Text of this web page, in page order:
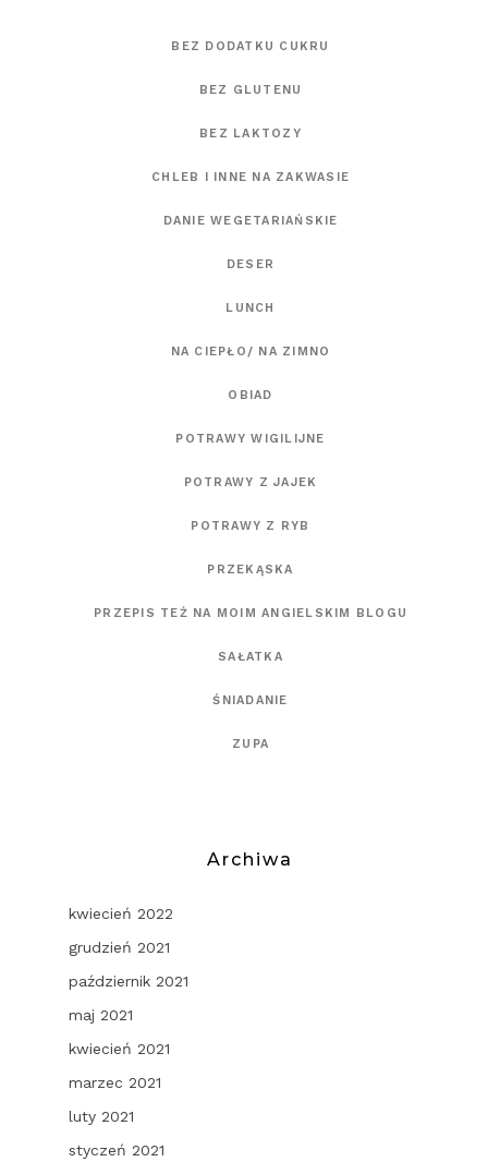
BEZ DODATKU CUKRU
BEZ GLUTENU
BEZ LAKTOZY
CHLEB I INNE NA ZAKWASIE
DANIE WEGETARIAŃSKIE
DESER
LUNCH
NA CIEPŁO/ NA ZIMNO
OBIAD
POTRAWY WIGILIJNE
POTRAWY Z JAJEK
POTRAWY Z RYB
PRZEKĄSKA
PRZEPIS TEŻ NA MOIM ANGIELSKIM BLOGU
SAŁATKA
ŚNIADANIE
ZUPA
Archiwa
kwiecień 2022
grudzień 2021
październik 2021
maj 2021
kwiecień 2021
marzec 2021
luty 2021
styczeń 2021